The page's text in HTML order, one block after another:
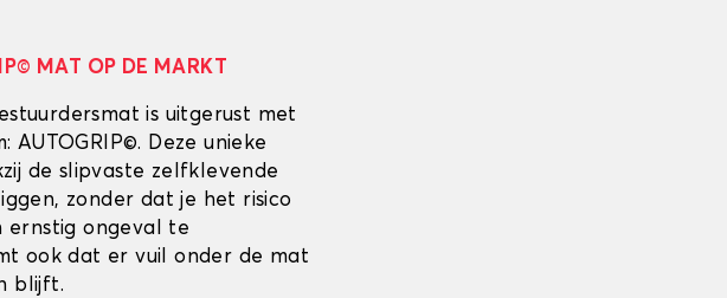
MAT OP DE MARKT
is uitgerust met
Deze unieke
de slipvaste zelfklevende
zonder dat je het risico
ernstig ongeval te
ook dat er vuil onder de mat
blijft.